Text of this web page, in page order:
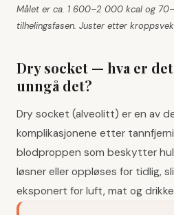
Målet er ca. 1 600–2 000 kcal og
tilhelingsfasen. Juster etter
Dry socket — hva er
unngå det?
Dry socket (alveolitt) er en av
komplikasjonene etter
blodproppen som beskytter
løsner eller oppløses for tidlig,
eksponert for luft, mat og